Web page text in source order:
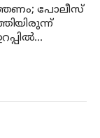
പോലീസ്